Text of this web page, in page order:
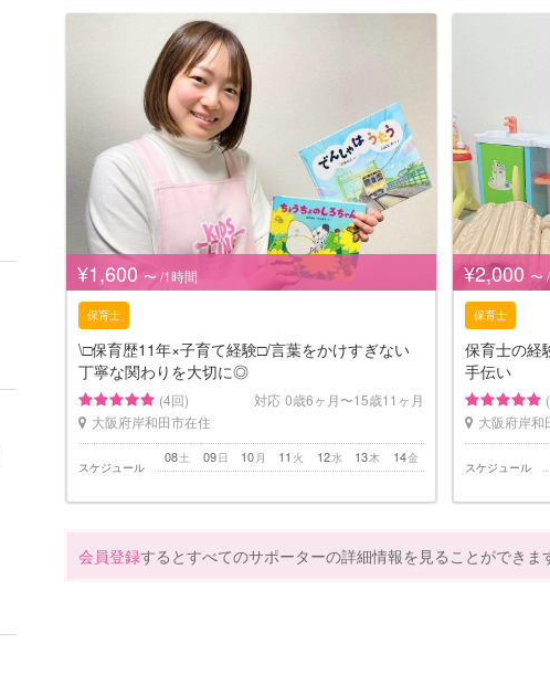
¥1,600 〜 /1時間
保育士
\□︎保育歴11年×子育て経験□︎/言葉をかけすぎない
丁寧な関わりを大切に◎
(4回) 対応 0歳6ヶ月〜15歳11ヶ月
大阪府岸和田市在住
スケジュール
土
08 日
09 月
10 火
11 水
12 木
13 金
14
¥2,000 〜
保育士
保育士の経
手伝い
大阪府岸和
スケジュール
会員登録するとすべてのサポーターの詳細情報を見ることができま